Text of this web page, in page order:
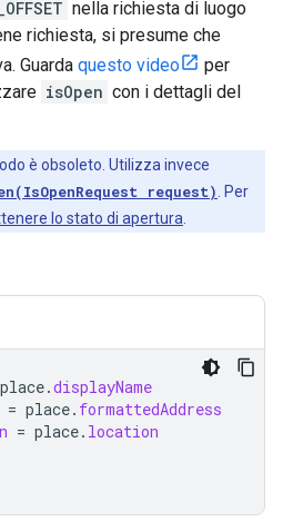
nella richiesta di luogo
richiesta, si presume che
Guarda questo video
per
isOpen con i dettagli del
è obsoleto. Utilizza invece
request)
. Per
lo stato di apertura
place.displayName
= place. formattedAddress
= place. location